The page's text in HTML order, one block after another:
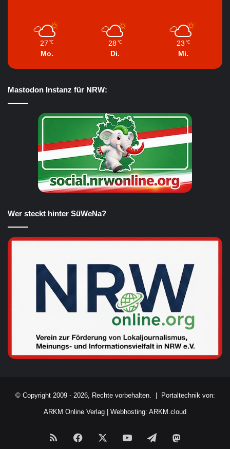
27 ℃
Mo.
28 ℃
Di.
23 ℃
Mi.
Mastodon Instanz für NRW:
Wer steckt hinter SüWeNa?
© Copyright 2009 - 2026, Rechte vorbehalten. | Portaltechnik von:
ARKM Online Verlag Webhosting: ARKM.cloud
RSS Facebook YouTubeTelegram